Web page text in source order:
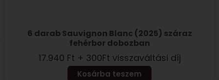
6 darab Sauvignon Blanc (2025) száraz
fehérbor dobozban
17.940 Ft + 300Ft visszaváltási díj
Kosárba teszem